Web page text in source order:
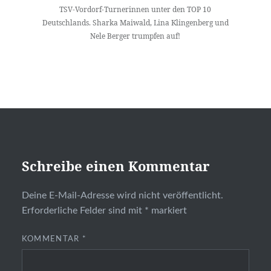
TSV-Vordorf-Turnerinnen unter den TOP 10
Deutschlands. Sharka Maiwald, Lina Klingenberg und
Nele Berger trumpfen auf!
Schreibe einen Kommentar
Deine E-Mail-Adresse wird nicht veröffentlicht.
Erforderliche Felder sind mit * markiert
KOMMENTAR *